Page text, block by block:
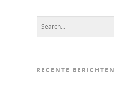
RECENTE BERICHTEN